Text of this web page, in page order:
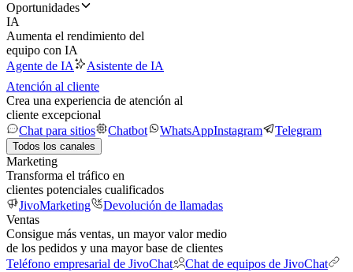
Oportunidades
IA
Aumenta el rendimiento del
equipo con IA
Agente de IA
Asistente de IA
Atención al cliente
Crea una experiencia de atención al
cliente excepcional
Chat para sitios
Chatbot WhatsAppInstagram Telegram
Todos los canales
Marketing
Transforma el tráfico en
clientes potenciales cualificados
JivoMarketing
Devolución de llamadas
Ventas
Consigue más ventas, un mayor valor medio
de los pedidos y una mayor base de clientes
Teléfono empresarial de JivoChat
Chat de equipos de JivoChat